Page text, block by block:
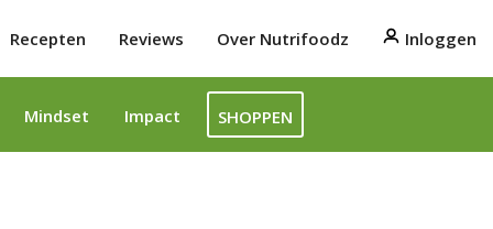
Recepten Reviews Over Nutrifoodz Inloggen
Mindset Impact SHOPPEN